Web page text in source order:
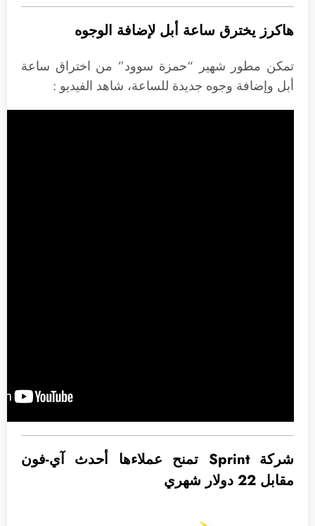
هاكرز يخترق ساعة أبل لإضافة الوجوه
تمكن مطور شهير “حمزة سوود” من اختراق ساعة
أبل وإضافة وجوه جديدة للساعة، شاهد الفيديو :
شركة Sprint تمنح عملاءها أحدث آي-فون
مقابل 22 دولار شهري